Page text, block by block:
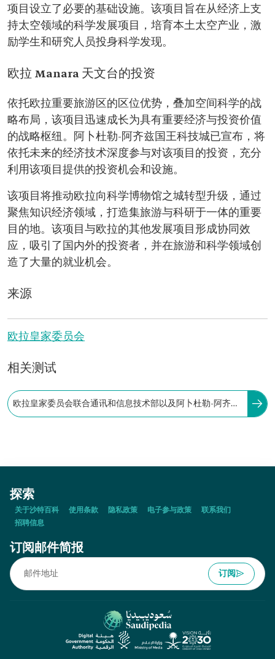
项目设立了必要的基础设施。该项目旨在从经济上支
持太空领域的科学发展项目，培育本土太空产业，激
励学生和研究人员投身科学发现。
欧拉 Manara 天文台的投资
依托欧拉重要旅游区的区位优势，叠加空间科学的战
略布局，该项目迅速成长为具有重要经济与投资价值
的战略枢纽。阿卜杜勒-阿齐兹国王科技城已宣布，将
依托未来的经济技术深度参与对该项目的投资，充分
利用该项目提供的投资机会和设施。
该项目将推动欧拉向科学博物馆之城转型升级，通过
聚焦知识经济领域，打造集旅游与科研于一体的重要
目的地。该项目与欧拉的其他发展项目形成协同效
应，吸引了国内外的投资者，并在旅游和科学领域创
造了大量的就业机会。
来源
欧拉皇家委员会
相关测试
欧拉皇家委员会联合通讯和信息技术部以及阿卜杜勒-阿齐兹
探索
关于沙特百科 使用条款 隐私政策 电子参与政策
联系我们
招聘信息
订阅邮件简报
订阅